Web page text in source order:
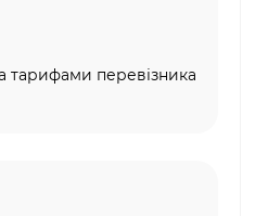
тарифами перевізника